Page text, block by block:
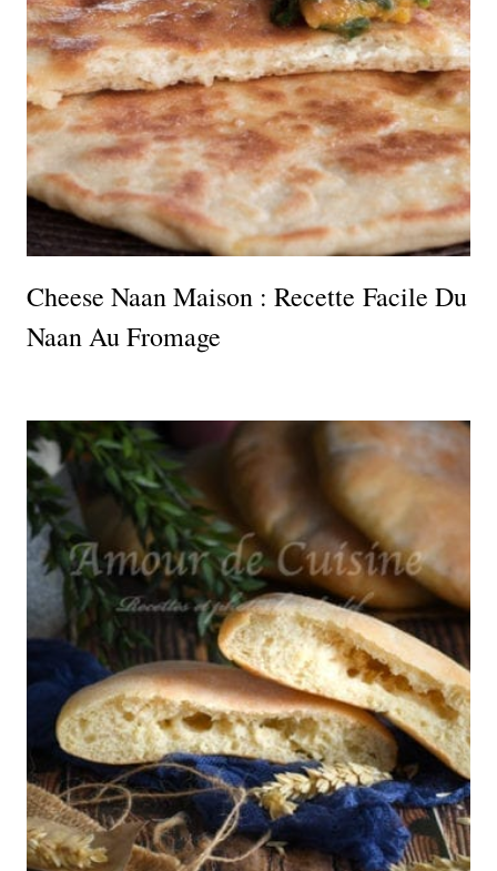
Cheese Naan Maison : Recette Facile Du
Naan Au Fromage